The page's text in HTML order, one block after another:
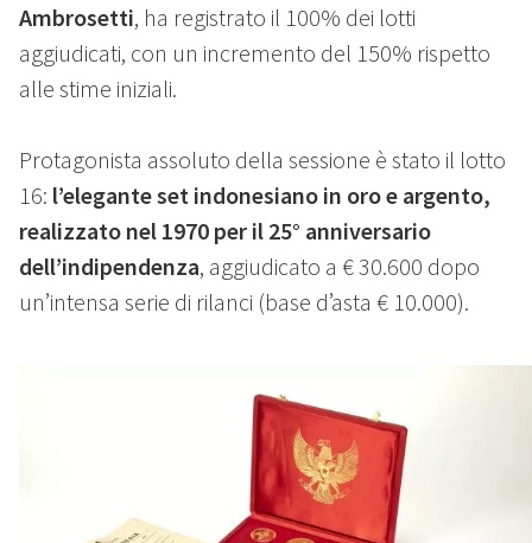
Ambrosetti, ha registrato il 100% dei lotti
aggiudicati, con un incremento del 150% rispetto
alle stime iniziali.
Protagonista assoluto della sessione è stato il lotto
16: l’elegante set indonesiano in oro e argento,
realizzato nel 1970 per il 25° anniversario
dell’indipendenza, aggiudicato a € 30.600 dopo
un’intensa serie di rilanci (base d’asta € 10.000).